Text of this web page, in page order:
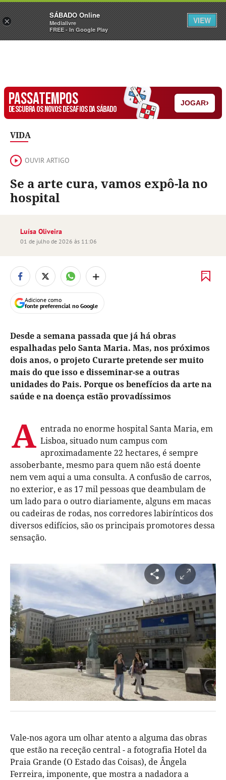
Sábado Assine Iniciar Sessão
PASSATEMPOS
DESCUBRA OS NOVOS DESAFIOS DA SÁBADO
JOGAR›
VIDA
OUVIR ARTIGO
Se a arte cura, vamos expô-la no
hospital
Luísa Oliveira
01 de julho de 2026 às 11:06
+
Adicione como
fonte preferencial no Google
Desde a semana passada que já há obras
espalhadas pelo Santa Maria. Mas, nos próximos
dois anos, o projeto Curarte pretende ser muito
mais do que isso e disseminar-se a outras
unidades do Pais. Porque os benefícios da arte na
saúde e na doença estão provadíssimos
A entrada no enorme hospital Santa Maria, em
Lisboa, situado num campus com
aproximadamente 22 hectares, é sempre
assoberbante, mesmo para quem não está doente
nem vem aqui a uma consulta. A confusão de carros,
no exterior, e as 17 mil pessoas que deambulam de
um lado para o outro diariamente, alguns em macas
ou cadeiras de rodas, nos corredores labirínticos dos
diversos edifícios, são os principais promotores dessa
sensação.
Vale-nos agora um olhar atento a alguma das obras
que estão na receção central - a fotografia Hotel da
Praia Grande (O Estado das Coisas), de Ângela
Ferreira, imponente, que mostra a nadadora a
×
SÁBADO Online
Medialivre
FREE - In Google Play
VIEW